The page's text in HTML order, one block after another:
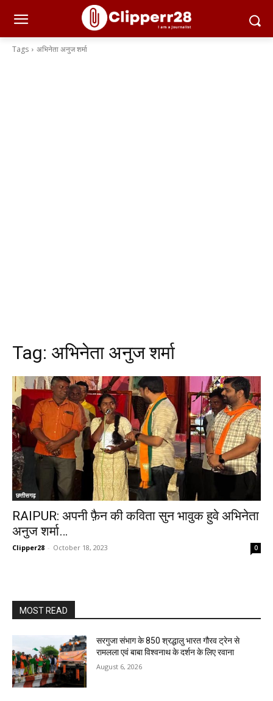
Tags अभिनेता अनुज शर्मा
Tag: अभिनेता अनुज शर्मा
छत्तीसगढ़
RAIPUR: अपनी फ़ैन की कविता सुन भावुक हुवे अभिनेता
अनुज शर्मा…
Clipper28 - October 18, 2023 0
MOST READ
सरगुजा संभाग के 850 श्रद्धालु भारत गौरव ट्रेन से
रामलला एवं बाबा विश्वनाथ के दर्शन के लिए रवाना
August 6, 2026